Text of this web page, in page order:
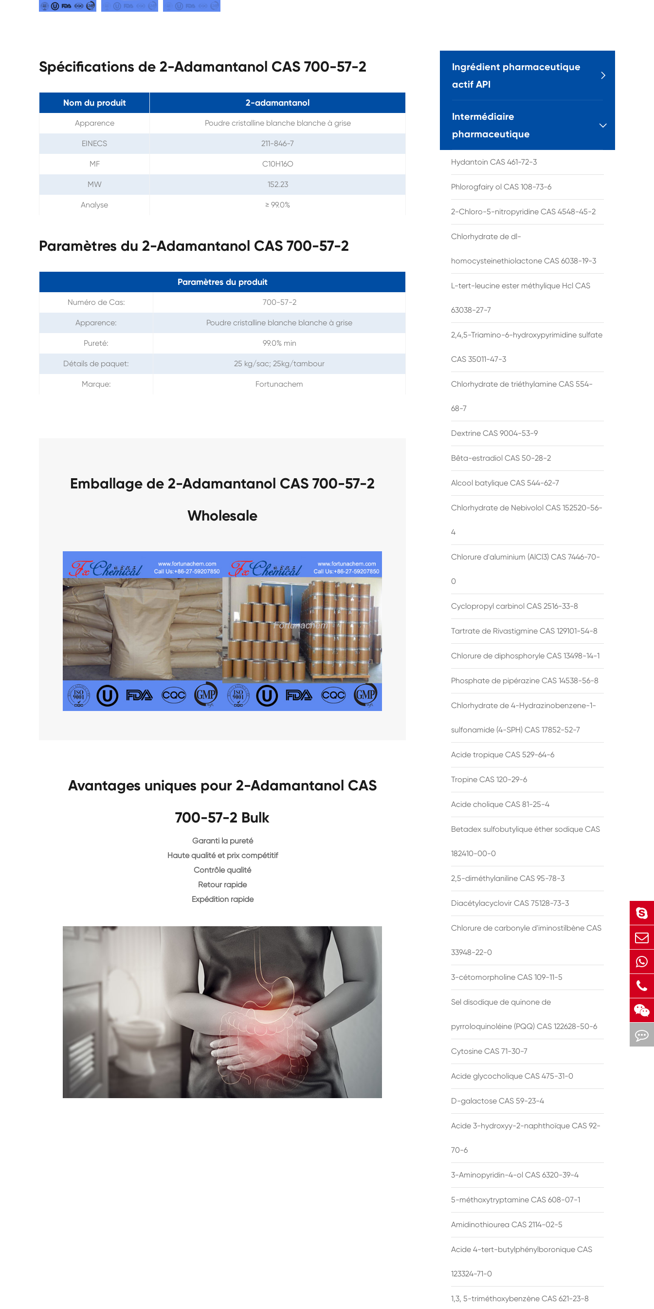
Spécifications de 2-Adamantanol CAS 700-57-2
Nom du produit 2-adamantanol
Apparence Poudre cristalline blanche blanche à grise
EINECS 211-846-7
MF C10H16O
MW 152.23
Analyse ≥ 99.0%
Paramètres du 2-Adamantanol CAS 700-57-2
Paramètres du produit
Numéro de Cas: 700-57-2
Apparence: Poudre cristalline blanche blanche à grise
Pureté: 99.0% min
Détails de paquet: 25 kg/sac; 25kg/tambour
Marque: Fortunachem
Emballage de 2-Adamantanol CAS 700-57-2
Wholesale
Avantages uniques pour 2-Adamantanol CAS
700-57-2 Bulk
Garanti la pureté
Haute qualité et prix compétitif
Contrôle qualité
Retour rapide
Expédition rapide
Ingrédient pharmaceutique
actif API

Intermédiaire
pharmaceutique

Hydantoin CAS 461-72-3
Phlorogfairy ol CAS 108-73-6
2-Chloro-5-nitropyridine CAS 4548-45-2
Chlorhydrate de dl-
homocysteinethiolactone CAS 6038-19-3
L-tert-leucine ester méthylique Hcl CAS
63038-27-7
2,4,5-Triamino-6-hydroxypyrimidine sulfate
CAS 35011-47-3
Chlorhydrate de triéthylamine CAS 554-
68-7
Dextrine CAS 9004-53-9
Bêta-estradiol CAS 50-28-2
Alcool batylique CAS 544-62-7
Chlorhydrate de Nebivolol CAS 152520-56-
4
Chlorure d'aluminium (AlCl3) CAS 7446-70-
0
Cyclopropyl carbinol CAS 2516-33-8
Tartrate de Rivastigmine CAS 129101-54-8
Chlorure de diphosphoryle CAS 13498-14-1
Phosphate de pipérazine CAS 14538-56-8
Chlorhydrate de 4-Hydrazinobenzene-1-
sulfonamide (4-SPH) CAS 17852-52-7
Acide tropique CAS 529-64-6
Tropine CAS 120-29-6
Acide cholique CAS 81-25-4
Betadex sulfobutylique éther sodique CAS
182410-00-0
2,5-diméthylaniline CAS 95-78-3
Diacétylacyclovir CAS 75128-73-3
Chlorure de carbonyle d'iminostilbène CAS
33948-22-0
3-cétomorpholine CAS 109-11-5
Sel disodique de quinone de
pyrroloquinoléine (PQQ) CAS 122628-50-6
Cytosine CAS 71-30-7
Acide glycocholique CAS 475-31-0
D-galactose CAS 59-23-4
Acide 3-hydroxyy-2-naphthoïque CAS 92-
70-6
3-Aminopyridin-4-ol CAS 6320-39-4
5-méthoxytryptamine CAS 608-07-1
Amidinothiourea CAS 2114-02-5
Acide 4-tert-butylphénylboronique CAS
123324-71-0
1,3, 5-triméthoxybenzène CAS 621-23-8